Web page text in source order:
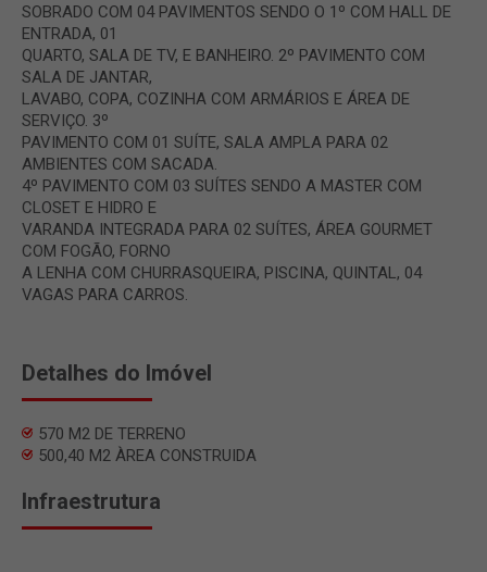
SOBRADO COM 04 PAVIMENTOS SENDO O 1º COM HALL DE
ENTRADA, 01
QUARTO, SALA DE TV, E BANHEIRO. 2º PAVIMENTO COM
SALA DE JANTAR,
LAVABO, COPA, COZINHA COM ARMÁRIOS E ÁREA DE
SERVIÇO. 3º
PAVIMENTO COM 01 SUÍTE, SALA AMPLA PARA 02
AMBIENTES COM SACADA.
4º PAVIMENTO COM 03 SUÍTES SENDO A MASTER COM
CLOSET E HIDRO E
VARANDA INTEGRADA PARA 02 SUÍTES, ÁREA GOURMET
COM FOGÃO, FORNO
A LENHA COM CHURRASQUEIRA, PISCINA, QUINTAL, 04
VAGAS PARA CARROS.
Detalhes do Imóvel
570 M2 DE TERRENO
500,40 M2 ÀREA CONSTRUIDA
Infraestrutura